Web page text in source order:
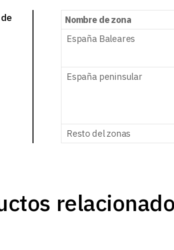
Nombre de zona
España Baleares
España peninsular
Resto del zonas